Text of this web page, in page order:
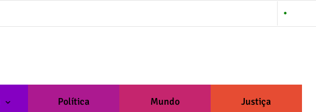
About Us
Política Mundo Justiça